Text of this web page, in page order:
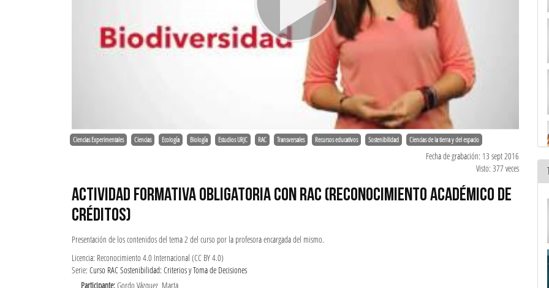
Ciencias Experimentales Ciencias Ecología Biología Estudios URJC RAC Transversales Recursos educativos Sostenibilidad Ciencias de la tierra y del espacio
Fecha de grabación: 13 sept 2016
Visto: 377 veces
ACTIVIDAD FORMATIVA OBLIGATORIA CON RAC (RECONOCIMIENTO ACADÉMICO DE
CRÉDITOS)
Presentación de los contenidos del tema 2 del curso por la profesora encargada del mismo.
Licencia: Reconocimiento 4.0 Internacional (CC BY 4.0)
Serie: Curso RAC Sostenibilidad: Criterios y Toma de Decisiones
Participante:Gordo Vázquez, Marta